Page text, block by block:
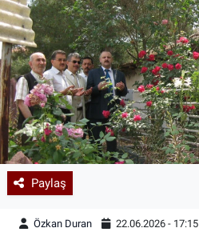
Paylaş
Özkan Duran 22.06.2026 - 17:15
Sağlık
Siyaset
Teknoloji
Yazarlar
Astroloji-Rüya